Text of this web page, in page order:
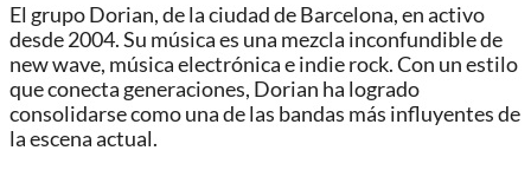
El grupo Dorian, de la ciudad de Barcelona, en activo
desde 2004. Su música es una mezcla inconfundible de
new wave, música electrónica e indie rock. Con un estilo
que conecta generaciones, Dorian ha logrado
consolidarse como una de las bandas más influyentes de
la escena actual.